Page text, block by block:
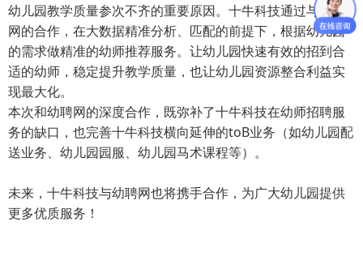
幼儿园教学质量参次不齐的重要原因。十牛科技通过与幼聘
网的合作，在大数据精准分析、匹配的前提下，根据幼儿园
的需求做精准的幼师推荐服务。让幼儿园快速有效的招到合
适的幼师，稳定提升教学质量，也让幼儿园资源整合利益实
现最大化。
本次和幼聘网的深度合作，既弥补了十牛科技在幼师招聘服
务的缺口，也完善十牛科技横向延伸的toB业务（如幼儿园配
送业务、幼儿园园服、幼儿园马术课程等）。
未来，十牛科技与幼聘网也将携手合作，为广大幼儿园提供
更多优质服务！